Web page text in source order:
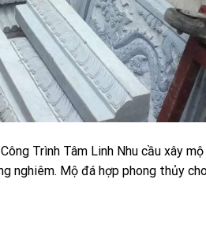
Trình Tâm Linh Nhu cầu xây
nghiêm. Mộ đá hợp phong thủy